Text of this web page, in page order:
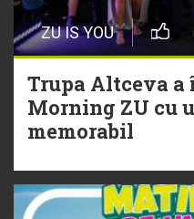
Episod nou |
Christian
20 Iulie
Torpedoul lui
ZU IS YOU
Trupa Altceva
Morning ZU cu
memorabil